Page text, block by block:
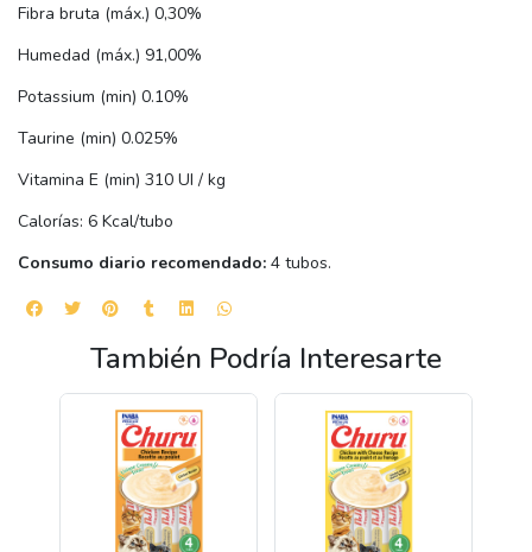
Fibra bruta (máx.) 0,30%
Humedad (máx.) 91,00%
Potassium (min) 0.10%
Taurine (min) 0.025%
Vitamina E (min) 310 UI / kg
Calorías: 6 Kcal/tubo
Consumo diario recomendado: 4 tubos.
También Podría Interesarte